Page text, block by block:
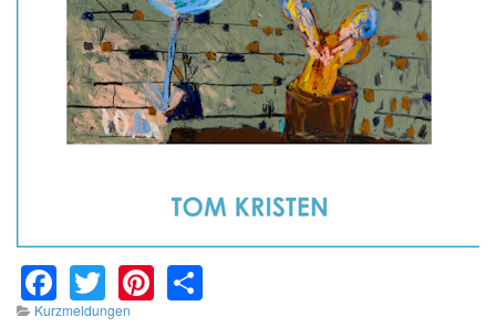
Facebook
TwitterPinterest
Kurzmeldungen